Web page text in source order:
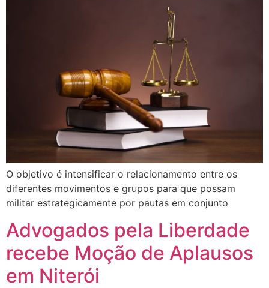
O objetivo é intensificar o relacionamento entre os
diferentes movimentos e grupos para que possam
militar estrategicamente por pautas em conjunto
Advogados pela Liberdade
recebe Moção de Aplausos
em Niterói